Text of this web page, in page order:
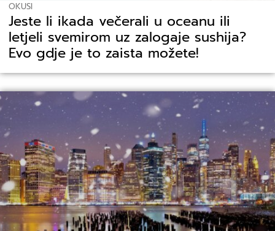
OKUSI
Jeste li ikada večerali u oceanu ili
letjeli svemirom uz zalogaje sushija?
Evo gdje je to zaista možete!